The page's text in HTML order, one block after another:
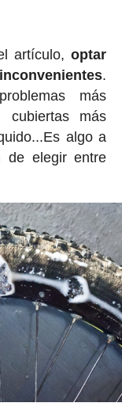
artículo,optar
.
más
cubiertas más
algo a
de elegir entre